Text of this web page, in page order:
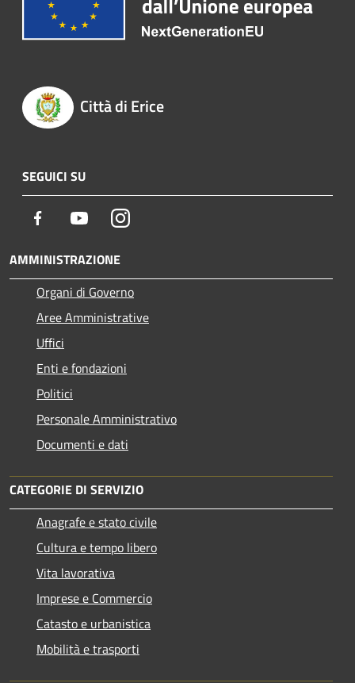
Città di Erice
SEGUICI SU
Facebook YoutubeInstagram
AMMINISTRAZIONE
Organi di Governo
Aree Amministrative
Uffici
Enti e fondazioni
Politici
Personale Amministrativo
Documenti e dati
CATEGORIE DI SERVIZIO
Anagrafe e stato civile
Cultura e tempo libero
Vita lavorativa
Imprese e Commercio
Catasto e urbanistica
Mobilità e trasporti